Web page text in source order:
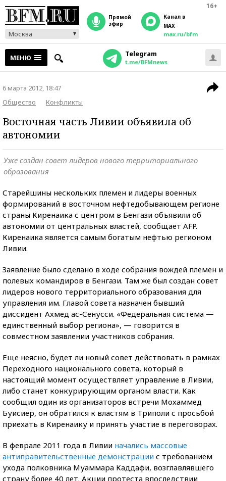
16+
Москва
прямой
эфир
Канал в
MAX
max.ru/bfm
МЕНЮ Telegram
t.me/BFMnews
6 марта 2012, 18:47
Общество
Конфликты
Восточная часть Ливии объявила об
автономии
Уже создан совет лидеров нового территориального
образования
Старейшины нескольких племен и лидеры военных
формирований в восточном нефтедобывающем регионе
страны Киренаика с центром в Бенгази объявили об
автономии от центральных властей, сообщает AFP.
Киренаика является самым богатым нефтью регионом
Ливии.
Заявление было сделано в ходе собрания вождей племен и
полевых командиров в Бенгази. Там же был создан совет
лидеров нового территориального образования для
управления им. Главой совета назначен бывший
диссидент Ахмед ас-Сенусси. «Федеральная система —
единственный выбор региона», — говорится в
совместном заявлении участников собрания.
Еще неясно, будет ли новый совет действовать в рамках
Переходного национального совета, который в
настоящий момент осуществляет управление в Ливии,
либо станет конкурирующим органом власти. Как
сообщил один из организаторов встречи Мохаммед
Буисиер, он обратился к властям в Триполи с просьбой
приехать в Киренаику и принять участие в переговорах.
В феврале 2011 года в Ливии начались массовые
антиправительственные демонстрации с требованием
ухода полковника Муаммара Каддафи, возглавлявшего
страну более 40 лет. Акции протеста впоследствии